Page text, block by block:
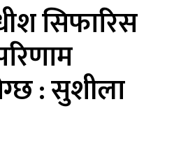
सिफारिस
: सुशीला